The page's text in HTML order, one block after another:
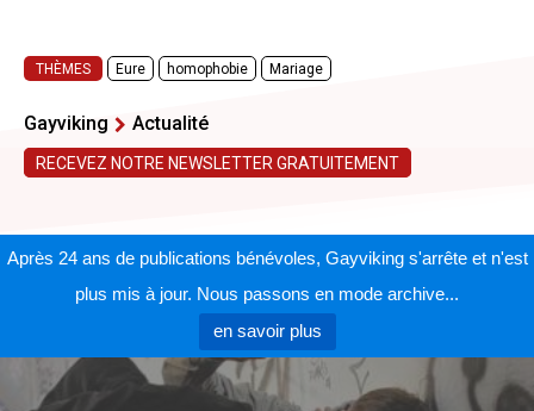
THÈMES Eure homophobie Mariage
Gayviking Actualité
RECEVEZ NOTRE NEWSLETTER GRATUITEMENT